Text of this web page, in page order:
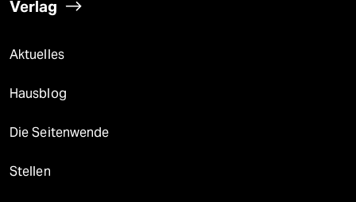
Verlag
Aktuelles
Hausblog
Die Seitenwende
Stellen